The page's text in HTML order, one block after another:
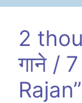
2
गाने /
Rajan”